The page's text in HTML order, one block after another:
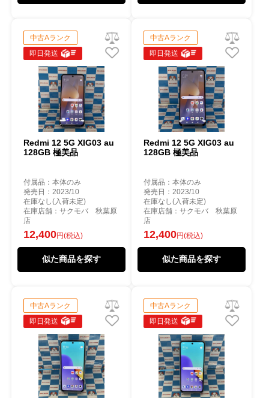
中古Aランク
即日発送
Redmi 12 5G XIG03 au
128GB 極美品
付属品：本体のみ
発売日：2023/10
在庫なし(入荷未定)
在庫店舗：サクモバ 秋葉原
店
12,400円(税込)
似た商品を探す
中古Aランク
即日発送
Redmi 12 5G XIG03 au
128GB 極美品
付属品：本体のみ
発売日：2023/10
在庫なし(入荷未定)
在庫店舗：サクモバ 秋葉原
店
12,400円(税込)
似た商品を探す
中古Aランク
即日発送
中古Aランク
即日発送